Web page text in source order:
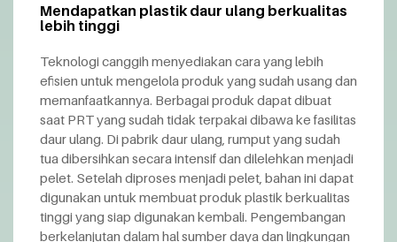
Mendapatkan plastik daur ulang berkualitas
lebih tinggi
Teknologi canggih menyediakan cara yang lebih
efisien untuk mengelola produk yang sudah usang dan
memanfaatkannya. Berbagai produk dapat dibuat
saat PRT yang sudah tidak terpakai dibawa ke fasilitas
daur ulang. Di pabrik daur ulang, rumput yang sudah
tua dibersihkan secara intensif dan dilelehkan menjadi
pelet. Setelah diproses menjadi pelet, bahan ini dapat
digunakan untuk membuat produk plastik berkualitas
tinggi yang siap digunakan kembali. Pengembangan
berkelanjutan dalam hal sumber daya dan lingkungan